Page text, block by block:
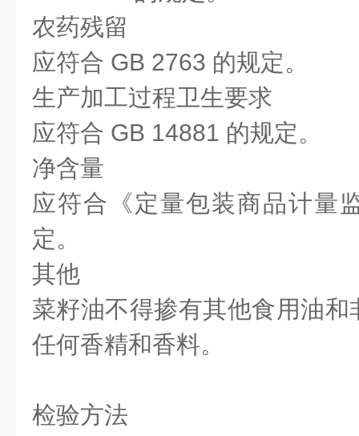
农药残留
应符合 GB 2763 的规定。
生产加工过程卫生要求
应符合 GB 14881 的规定。
净含量
应符合《定量包装商品计量
定。
其他
菜籽油不得掺有其他食用油
任何香精和香料。
检验方法